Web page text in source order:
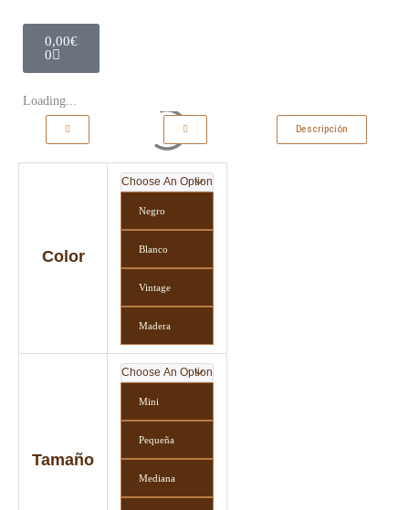
0,00€
0
Loading...
Descripción
Color
Negro
Blanco
Vintage
Madera
Tamaño
Mini
Pequeña
Mediana